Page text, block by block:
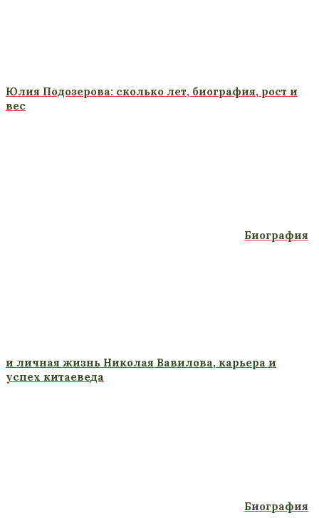
Юлия Подозерова: сколько лет, биография, рост и
вес
Биография
и личная жизнь Николая Вавилова, карьера и
успех китаеведа
Биография